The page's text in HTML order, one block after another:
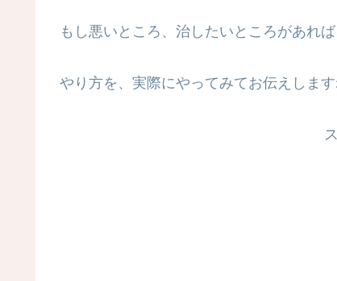
もし悪いところ、治したいところがあれ
やり方を、実際にやってみてお伝えします